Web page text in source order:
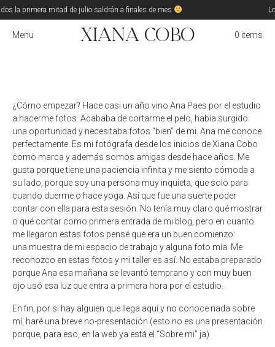
la primera mitad de julio saldrán a finales de mes
Menu Xiana Cobo 0 items
¿Cómo empezar? Hace casi un año vino Ana Paes por el estudio
a hacerme fotos. Acababa de cortarme el pelo, había surgido
una oportunidad y necesitaba fotos “bien” de mi. Ana me conoce
perfectamente. Es mi fotógrafa desde los inicios de Xiana Cobo
como marca y además somos amigas desde hace años. Me
gusta porque tiene una paciencia infinita y me siento cómoda a
su lado, porque soy una persona muy inquieta, que solo para
cuando duerme o hace yoga. Así que fue una suerte poder
contar con ella para esta sesión. No tenía muy claro qué mostrar
o qué contar como primera entrada de mi blog, pero en cuanto
me llegaron estas fotos pensé que era un buen comienzo:
una muestra de mi espacio de trabajo y alguna foto mía. Me
reconozco en estas fotos y mi taller es así. No estaba preparado
porque Ana esa mañana se levantó temprano y con muy buen
ojo usó esa luz que entra a primera hora por el estudio.
En fin, por si hay alguien que llega aquí y no conoce nada sobre
mí, haré una breve no-presentación (esto no es una presentación
porque, para eso, en la web ya está el “Sobre mi” ja)